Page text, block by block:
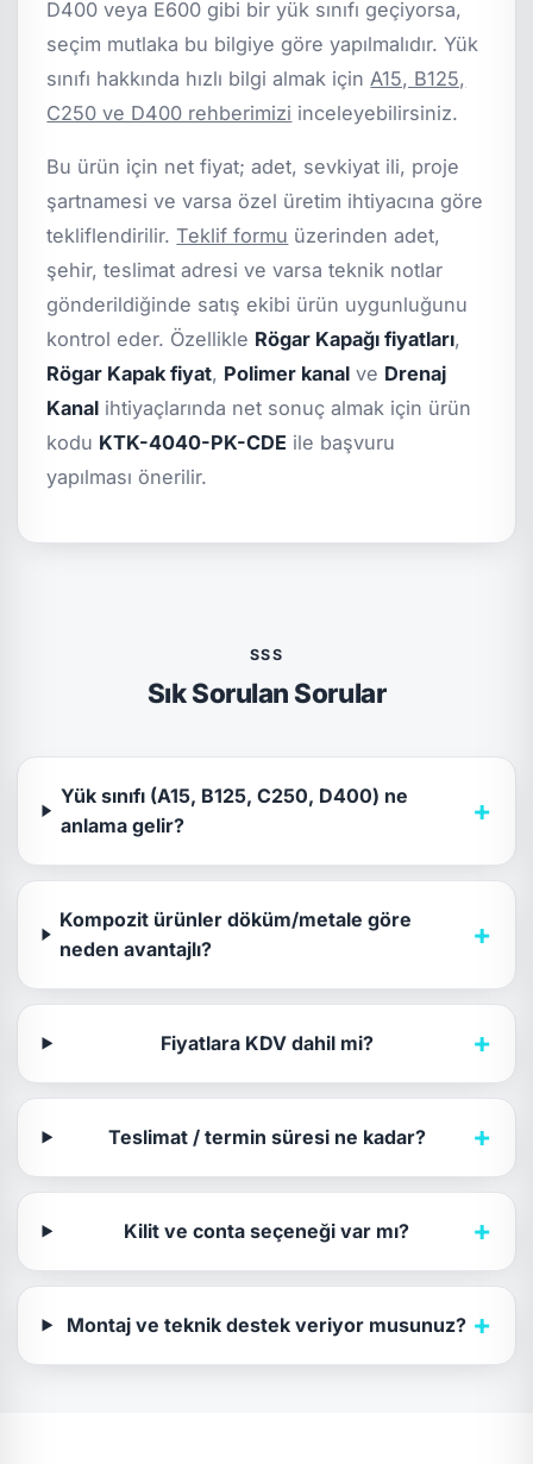
D400 veya E600 gibi bir yük sınıfı geçiyorsa,
seçim mutlaka bu bilgiye göre yapılmalıdır. Yük
sınıfı hakkında hızlı bilgi almak için A15, B125,
C250 ve D400 rehberimizi inceleyebilirsiniz.
Bu ürün için net fiyat; adet, sevkiyat ili, proje
şartnamesi ve varsa özel üretim ihtiyacına göre
tekliflendirilir.Teklif formu üzerinden adet,
şehir, teslimat adresi ve varsa teknik notlar
gönderildiğinde satış ekibi ürün uygunluğunu
kontrol eder. Özellikle Rögar Kapağı fiyatları,
Rögar Kapak fiyat, Polimer kanal ve Drenaj
Kanal ihtiyaçlarında net sonuç almak için ürün
kodu KTK-4040-PK-CDE ile başvuru
yapılması önerilir.
SSS
Sık Sorulan Sorular
Yük sınıfı (A15, B125, C250, D400) ne
anlama gelir?
+
Kompozit ürünler döküm/metale göre
neden avantajlı?
+
Fiyatlara KDV dahil mi? +
Teslimat / termin süresi ne kadar? +
Kilit ve conta seçeneği var mı? +
Montaj ve teknik destek veriyor musunuz? +